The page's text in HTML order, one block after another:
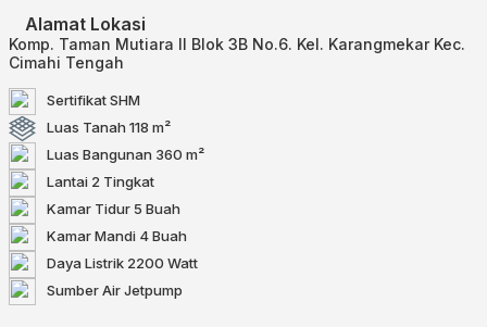
Alamat Lokasi
Komp. Taman Mutiara II Blok 3B No.6. Kel. Karangmekar Kec.
Cimahi Tengah
SertifikatSHM
Luas Tanah 118 m²
Luas Bangunan 360 m²
Lantai 2 Tingkat
Kamar Tidur 5 Buah
Kamar Mandi 4 Buah
Daya Listrik 2200 Watt
Sumber AirJetpump